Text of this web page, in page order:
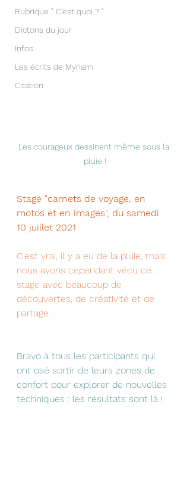
Rubrique " C'est quoi ? "
Dictons du jour
Infos
Les écrits de Myriam
Citation
Les courageux dessinent même sous la
pluie !
Stage "carnets de voyage, en
motos et en images", du samedi
10 juillet 2021
C'est vrai, il y a eu de la pluie, mais
nous avons cependant vécu ce
stage avec beaucoup de
découvertes, de créativité et de
partage.
Bravo à tous les participants qui
ont osé sortir de leurs zones de
confort pour explorer de nouvelles
techniques : les résultats sont là !